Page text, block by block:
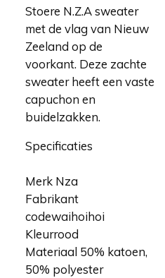
Stoere N.Z.A sweater
met de vlag van Nieuw
Zeeland op de
voorkant. Deze zachte
sweater heeft een vaste
capuchon en
buidelzakken.
Specificaties
Merk Nza
Fabrikant
codewaihoihoi
Kleurrood
Materiaal 50% katoen,
50% polyester